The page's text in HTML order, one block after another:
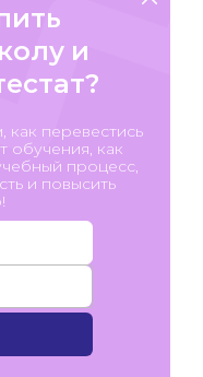
и
перевестись
обучения, как
процесс,
и повысить